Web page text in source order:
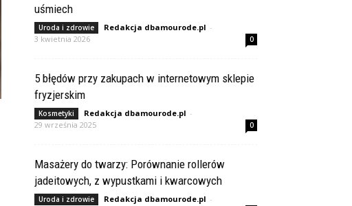
uśmiech
Uroda i zdrowie Redakcja dbamourode.pl -
3 kwietnia 2026
0
5 błędów przy zakupach w internetowym sklepie
fryzjerskim
Kosmetyki Redakcja dbamourode.pl -
29 września 2025
0
Masażery do twarzy: Porównanie rollerów
jadeitowych, z wypustkami i kwarcowych
Uroda i zdrowie Redakcja dbamourode.pl -